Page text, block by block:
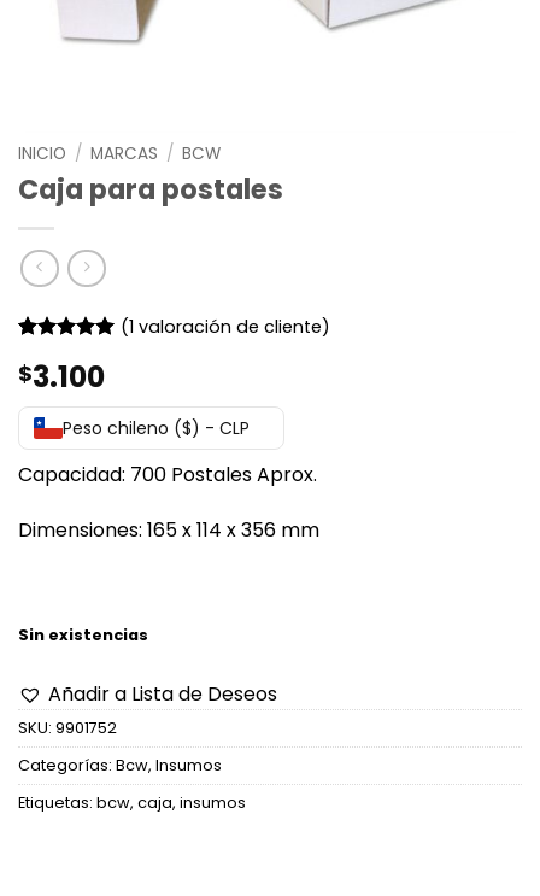
INICIO / MARCAS / BCW
Caja para postales
con 5 de 5
en base a
valoración
de un
cliente
(1 valoración de cliente)
$3.100
Peso chileno ($) - CLP
Capacidad: 700 Postales Aprox.
Dimensiones: 165 x 114 x 356 mm
Sin existencias
Añadir a Lista de Deseos
SKU: 9901752
Categorías: Bcw, Insumos
Etiquetas: bcw, caja, insumos